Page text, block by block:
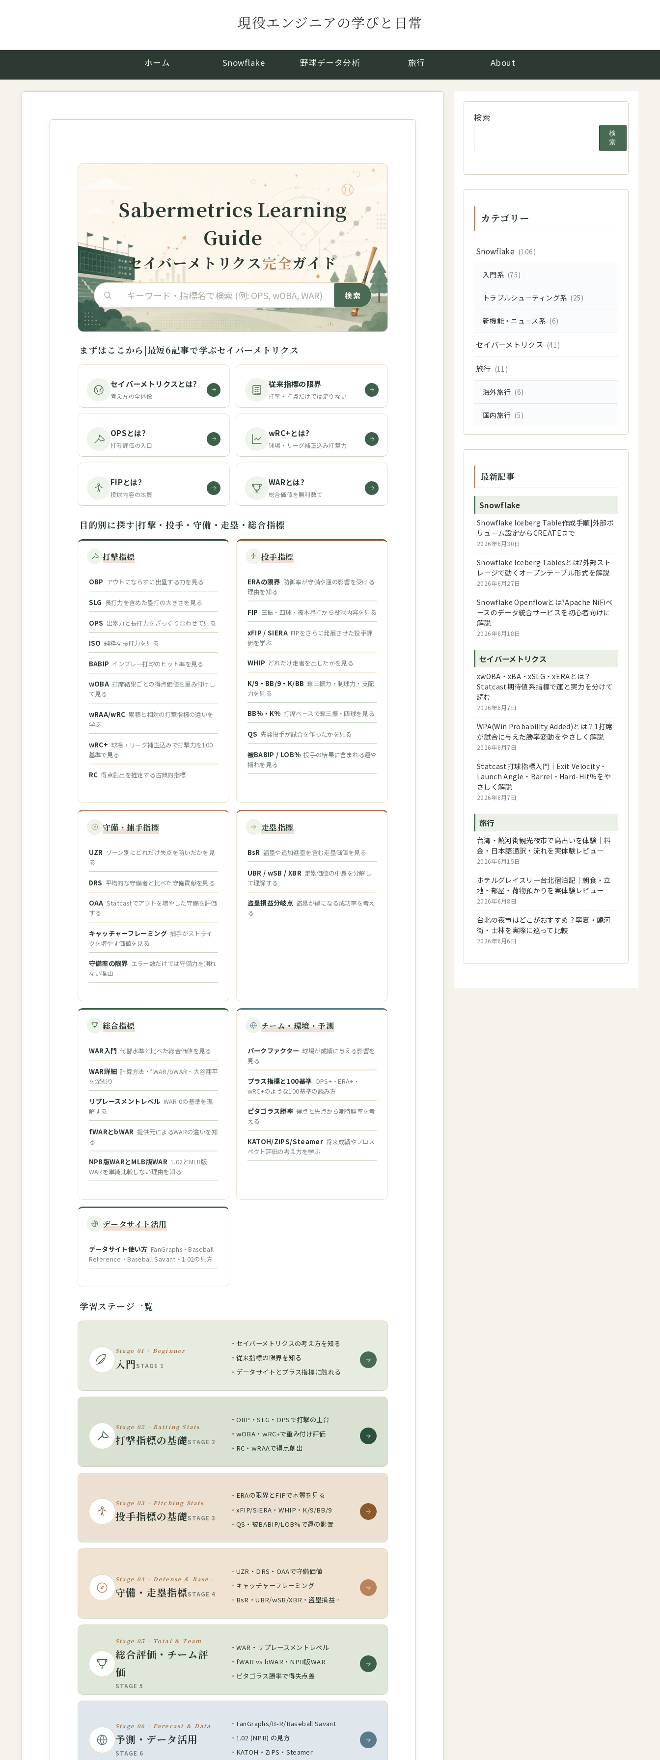
現役エンジニアの学びと日常
ホーム Snowflake 野球データ分析 旅行 About
Sabermetrics Learning
Guide
セイバーメトリクス完全ガイド
検索
まずはここから|最短6記事で学ぶセイバーメトリクス
セイバーメトリクスとは?
考え方の全体像
従来指標の限界
打率・打点だけでは足りない
OPSとは?
打者評価の入口
wRC+とは?
球場・リーグ補正込み打撃力
FIPとは?
投球内容の本質
WARとは?
総合価値を勝利数で
目的別に探す|打撃・投手・守備・走塁・総合指標
打撃指標
OBP アウトにならずに出塁する力を見る
SLG 長打力を含めた塁打の大きさを見る
OPS 出塁力と長打力をざっくり合わせて見る
ISO 純粋な長打力を見る
BABIP インプレー打球のヒット率を見る
wOBA 打席結果ごとの得点価値を重み付けし
て見る
wRAA/wRC 累積と相対の打撃指標の違いを
学ぶ
wRC+ 球場・リーグ補正込みで打撃力を100
基準で見る
RC 得点創出を推定する古典的指標
投手指標
ERAの限界 防御率が守備や運の影響を受ける
理由を知る
FIP 三振・四球・被本塁打から投球内容を見る
xFIP / SIERA FIPをさらに発展させた投手評
価を学ぶ
WHIP どれだけ走者を出したかを見る
K/9・BB/9・K/BB 奪三振力・制球力・支配
力を見る
BB%・K% 打席ベースで奪三振・四球を見る
QS 先発投手が試合を作ったかを見る
被BABIP / LOB% 投手の結果に含まれる運や
揺れを見る
守備・捕手指標
UZR ゾーン別にどれだけ失点を防いだかを見
る
DRS 平均的な守備者と比べた守備貢献を見る
OAA Statcastでアウトを増やした守備を評価
する
キャッチャーフレーミング 捕手がストライ
クを増やす価値を見る
守備率の限界 エラー数だけでは守備力を測れ
ない理由
走塁指標
BsR 盗塁や追加進塁を含む走塁価値を見る
UBR / wSB / XBR 走塁価値の中身を分解し
て理解する
盗塁損益分岐点 盗塁が得になる成功率を考え
る
総合指標
WAR入門 代替水準と比べた総合価値を見る
WAR詳細 計算方法・fWAR/bWAR・大谷翔平
を深掘り
リプレースメントレベル WAR 0の基準を理
解する
fWARとbWAR 提供元によるWARの違いを知
る
NPB版WARとMLB版WAR 1.02とMLB版
WARを単純比較しない理由を知る
チーム・環境・予測
パークファクター 球場が成績に与える影響を
見る
プラス指標と100基準 OPS+・ERA+・
wRC+のような100基準の読み方
ピタゴラス勝率 得点と失点から期待勝率を考
える
KATOH/ZiPS/Steamer 将来成績やプロス
ペクト評価の考え方を学ぶ
データサイト活用
データサイト使い方 FanGraphs・Baseball-
Reference・Baseball Savant・1.02の見方
学習ステージ一覧
Stage 01 · Beginner
入門STAGE 1
セイバーメトリクスの考え方を知る
従来指標の限界を知る
データサイトとプラス指標に触れる
Stage 02 · Batting Stats
打撃指標の基礎STAGE 2
OBP・SLG・OPSで打撃の土台
wOBA・wRC+で重み付け評価
RC・wRAAで得点創出
Stage 03 · Pitching Stats
投手指標の基礎STAGE 3
ERAの限界とFIPで本質を見る
xFIP/SIERA・WHIP・K/9/BB/9
QS・被BABIP/LOB%で運の影響
Stage 04 · Defense & Baserunning
守備・走塁指標STAGE 4
UZR・DRS・OAAで守備価値
キャッチャーフレーミング
BsR・UBR/wSB/XBR・盗塁損益分岐点
Stage 05 · Total & Team
総合評価・チーム評
価
STAGE 5
WAR・リプレースメントレベル
fWAR vs bWAR・NPB版WAR
ピタゴラス勝率で得失点差
Stage 06 · Forecast & Data
予測・データ活用
STAGE 6
FanGraphs/B-R/Baseball Savant
1.02 (NPB) の見方
KATOH・ZiPS・Steamer
検索
検
索
カテゴリー
Snowflake (106)
入門系 (75)
トラブルシューティング系 (25)
新機能・ニュース系 (6)
セイバーメトリクス (41)
旅行 (11)
海外旅行 (6)
国内旅行 (5)
最新記事
Snowflake
Snowflake Iceberg Table作成手順|外部ボ
リューム設定からCREATEまで
2026年6月30日
Snowflake Iceberg Tablesとは?外部スト
レージで動くオープンテーブル形式を解説
2026年6月27日
Snowflake Openflowとは?Apache NiFiベ
ースのデータ統合サービスを初心者向けに
解説
2026年6月18日
セイバーメトリクス
xwOBA・xBA・xSLG・xERAとは？
Statcast期待値系指標で運と実力を分けて
読む
2026年6月7日
WPA(Win Probability Added)とは？1打席
が試合に与えた勝率変動をやさしく解説
2026年6月7日
Statcast打球指標入門｜Exit Velocity・
Launch Angle・Barrel・Hard-Hit%をや
さしく解説
2026年6月7日
旅行
台湾・饒河街観光夜市で鳥占いを体験｜料
金・日本語通訳・流れを実体験レビュー
2026年6月15日
ホテルグレイスリー台北宿泊記｜朝食・立
地・部屋・荷物預かりを実体験レビュー
2026年6月8日
台北の夜市はどこがおすすめ？寧夏・饒河
街・士林を実際に巡って比較
2026年6月6日